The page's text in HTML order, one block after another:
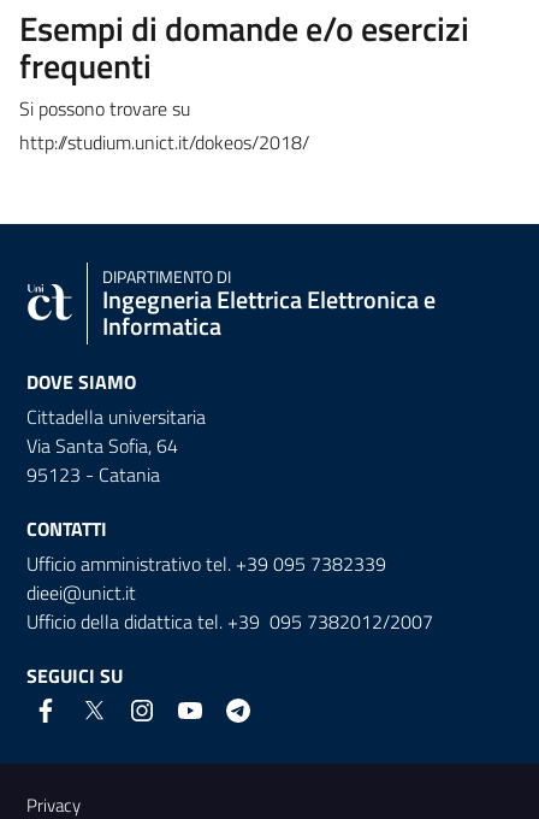
Esempi di domande e/o esercizi
frequenti
Si possono trovare su
http://studium.unict.it/dokeos/2018/
DIPARTIMENTO DI
Ingegneria Elettrica Elettronica e
Informatica
DOVE SIAMO
Cittadella universitaria
Via Santa Sofia, 64
95123 - Catania
CONTATTI
Ufficio amministrativo tel. +39 095 7382339
dieei@unict.it
Ufficio della didattica tel. +39 095 7382012/2007
SEGUICI SU
Link e informazioni utili
Privacy